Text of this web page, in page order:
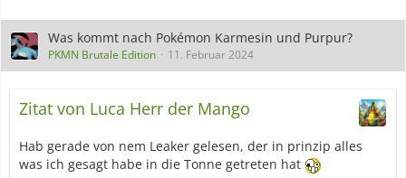
Was kommt nach Pokémon Karmesin und Purpur?
PKMN Brutale Edition 11. Februar 2024
Zitat von Luca Herr der Mango
Hab gerade von nem Leaker gelesen, der in prinzip alles
was ich gesagt habe in die Tonne getreten hat